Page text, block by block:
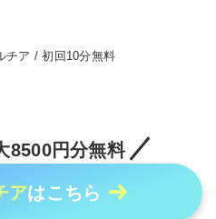
チア / 初回10分無料
8500円分無料
アはこちら